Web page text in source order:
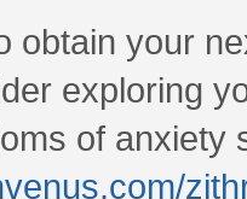
obtain your
exploring
of anxiety